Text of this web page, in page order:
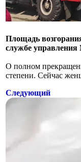
Площадь
службе
О полном
степени. Сейчас
Следующий